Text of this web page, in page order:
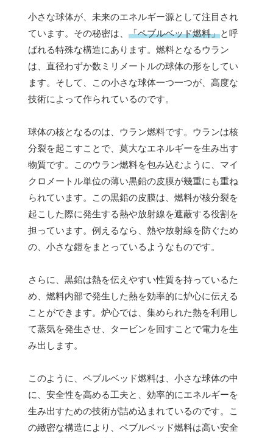
小さな球体が、未来のエネルギー源として注目され
ています。その秘密は、 「ペブルベッド燃料」と呼
ばれる特殊な構造にあります。燃料となるウラン
は、直径わずか数ミリメートルの球体の形をしてい
ます。そして、この小さな球体一つ一つが、高度な
技術によって作られているのです。
球体の核となるのは、ウラン燃料です。ウランは核
分裂を起こすことで、莫大なエネルギーを生み出す
物質です。このウラン燃料を包み込むように、マイ
クロメートル単位の薄い黒鉛の皮膜が幾重にも重ね
られています。この黒鉛の皮膜は、燃料が核分裂を
起こした際に発生する熱や放射線を遮蔽する役割を
担っています。例えるなら、熱や放射線を防ぐため
の、小さな鎧をまとっているようなものです。
さらに、黒鉛は熱を伝えやすい性質を持っているた
め、燃料内部で発生した熱を効率的に炉心に伝える
ことができます。炉心では、集められた熱を利用し
て蒸気を発生させ、タービンを回すことで電力を生
み出します。
このように、ペブルベッド燃料は、小さな球体の中
に、安全性を高める工夫と、効率的にエネルギーを
生み出すための技術が詰め込まれているのです。こ
の緻密な構造により、ペブルベッド燃料は高い安全